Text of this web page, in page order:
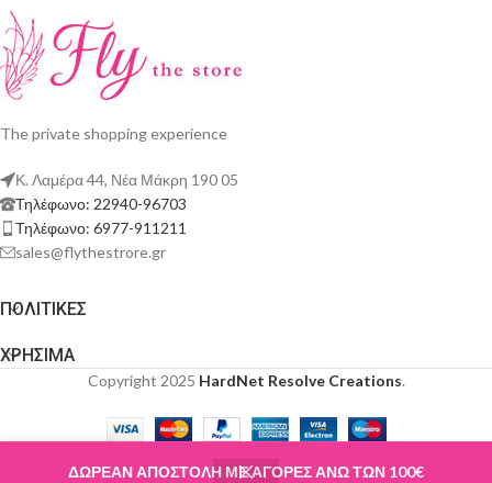
ΔΩΡΕΑΝ ΑΠΟΣΤΟΛΗ ΜΕ ΑΓΟΡΕΣ ΑΝΩ ΤΩΝ 100€
The private shopping experience
Κ. Λαμέρα 44, Νέα Μάκρη 190 05
Τηλέφωνο: 22940-96703
Τηλέφωνο: 6977-911211
sales@flythestrore.gr
ΠΟΛΙΤΙΚΕΣ
ΧΡΗΣΙΜΑ
Copyright 2025 HardNet Resolve Creations.